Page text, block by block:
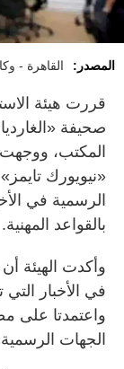
المصدر: القاهرة -
قررت هيئة
صحيفة
المكتب، ووجهت
«نيويورك
الرسمية في
بالقواعد المهنية.
وأكدت الهيئة أن
في الأخبار
واعتمدتا على
الجهات